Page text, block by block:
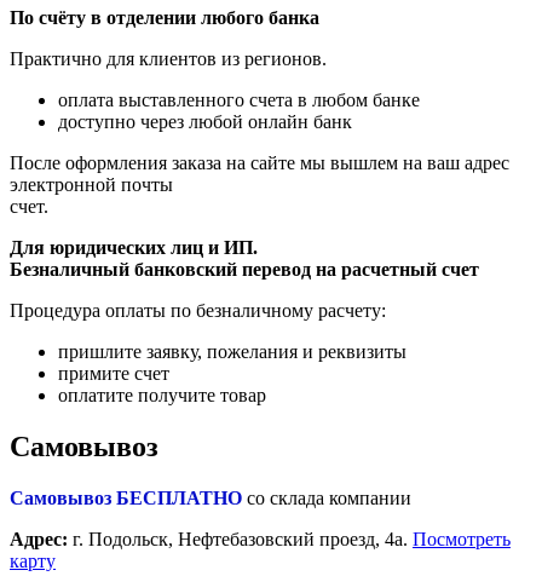
По счёту в отделении любого банка
Практично для клиентов из регионов.
оплата выставленного счета в любом банке
доступно через любой онлайн банк
После оформления заказа на сайте мы вышлем на ваш адрес
электронной почты
счет.
Для юридических лиц и ИП.
Безналичный банковский перевод на расчетный счет
Процедура оплаты по безналичному расчету:
пришлите заявку, пожелания и реквизиты
примите счет
оплатите получите товар
Самовывоз
Самовывоз БЕСПЛАТНО со склада компании
Адрес: г. Подольск, Нефтебазовский проезд, 4а. Посмотреть
карту